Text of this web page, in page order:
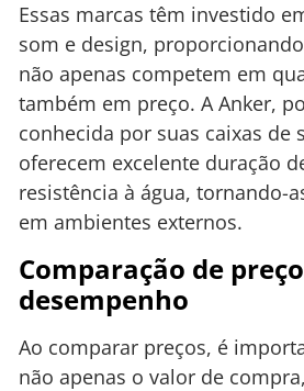
Essas marcas têm investido
som e design,
não apenas competem em
também em preço. A Anker,
conhecida por suas caixas de
oferecem excelente duração
resistência à água, tornando-
em ambientes externos.
Comparação de
desempenho
Ao comparar preços, é
não apenas o valor de